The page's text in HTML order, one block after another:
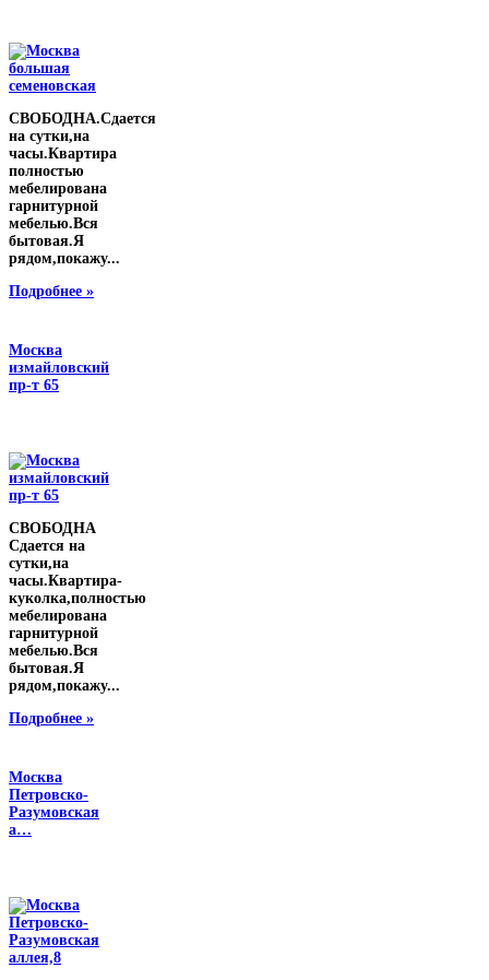
СВОБОДНА.Сдается
на сутки,на
часы.Квартира
полностью
мебелирована
гарнитурной
мебелью.Вся
бытовая.Я
рядом,покажу...
Подробнее »
Москва
измайловский
пр-т 65
СВОБОДНА
Сдается на
сутки,на
часы.Квартира-
куколка,полностью
мебелирована
гарнитурной
мебелью.Вся
бытовая.Я
рядом,покажу...
Подробнее »
Москва
Петровско-
Разумовская
а…